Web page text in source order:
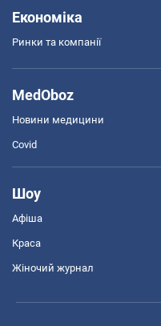
Економіка
Ринки та компанії
MedOboz
Новини медицини
Covid
Шоу
Афіша
Краса
Жіночий журнал